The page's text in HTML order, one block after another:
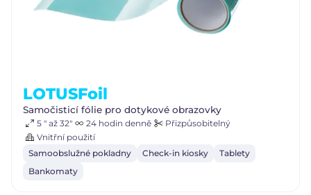
LOTUSFoil
Samočisticí fólie pro dotykové obrazovky
5 " až 32" 24 hodin denně
Přizpůsobitelný
Vnitřní použití
Samoobslužné pokladny
Check-in kiosky
Tablety
Bankomaty